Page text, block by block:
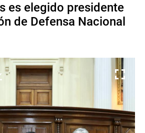
es elegido presidente
de Defensa Nacional